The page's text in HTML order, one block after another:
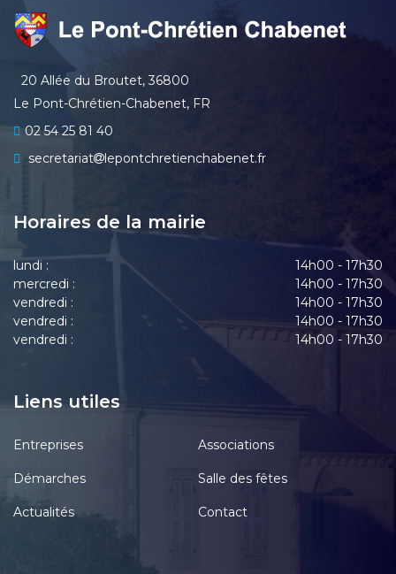
20 Allée du Broutet, 36800
Le Pont-Chrétien-Chabenet, FR
02 54 25 81 40
secretariat
lepontchretienchabenet.fr
Horaires de la mairie
lundi :
14h00 - 17h30
mercredi :
14h00 - 17h30
vendredi :
14h00 - 17h30
vendredi :
14h00 - 17h30
vendredi :
14h00 - 17h30
Liens utiles
Entreprises Associations
Démarches Salle des fêtes
Actualités Contact